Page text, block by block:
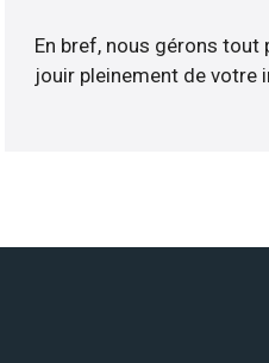
En bref, nous gérons tout
jouir pleinement de votre